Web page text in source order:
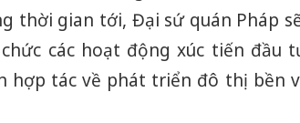
thời gian tới, Đại sứ quán Pháp
các hoạt động xúc tiến đầu
hợp tác về phát triển đô thị bền